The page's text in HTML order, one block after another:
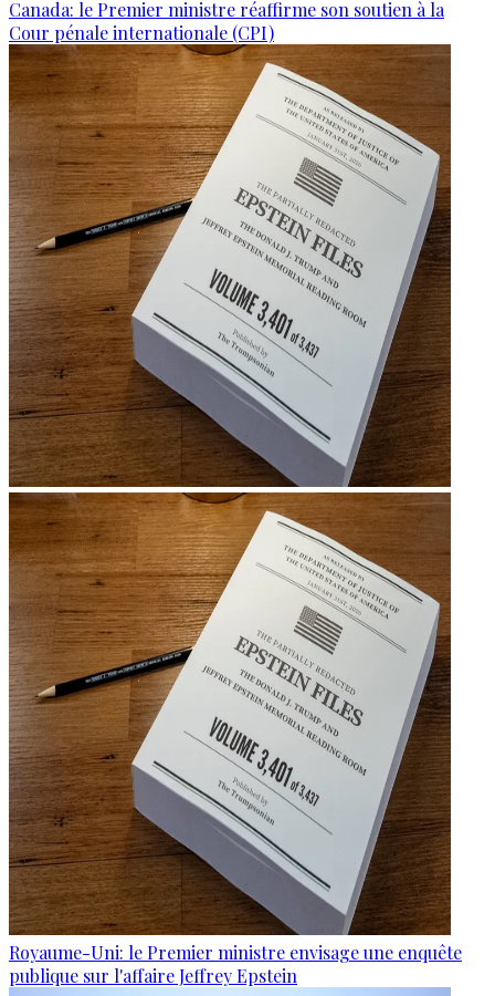
Canada: le Premier ministre réaffirme son soutien à la
Cour pénale internationale (CPI)
Royaume-Uni: le Premier ministre envisage une enquête
publique sur l'affaire Jeffrey Epstein